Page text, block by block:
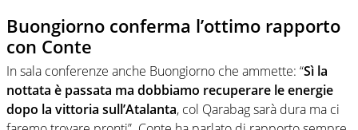
Buongiorno conferma l’ottimo rapporto
con Conte
In sala conferenze anche Buongiorno che ammette: “Sì la
nottata è passata ma dobbiamo recuperare le energie
dopo la vittoria sull’Atalanta, col Qarabag sarà dura ma ci